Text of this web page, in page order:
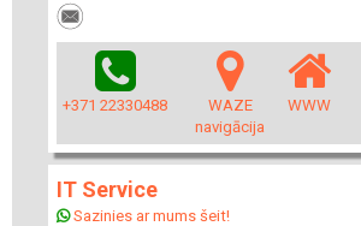
+371 22330488
WAZE
navigācija
WWW
IT Service
Sazinies ar mums šeit!